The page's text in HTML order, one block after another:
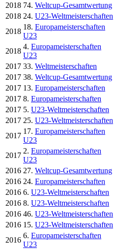
2018 74. Weltcup-Gesamtwertung
2018 24. U23-Weltmeisterschaften
2018
18. Europameisterschaften
U23
2018
4. Europameisterschaften
U23
2017 33. Weltmeisterschaften
2017 38. Weltcup-Gesamtwertung
2017 13. Europameisterschaften
2017 8. Europameisterschaften
2017 5. U23-Weltmeisterschaften
2017 25. U23-Weltmeisterschaften
2017
17. Europameisterschaften
U23
2017
2. Europameisterschaften
U23
2016 27. Weltcup-Gesamtwertung
2016 24. Europameisterschaften
2016 6. U23-Weltmeisterschaften
2016 8. U23-Weltmeisterschaften
2016 46. U23-Weltmeisterschaften
2016 15. U23-Weltmeisterschaften
2016
6. Europameisterschaften
U23